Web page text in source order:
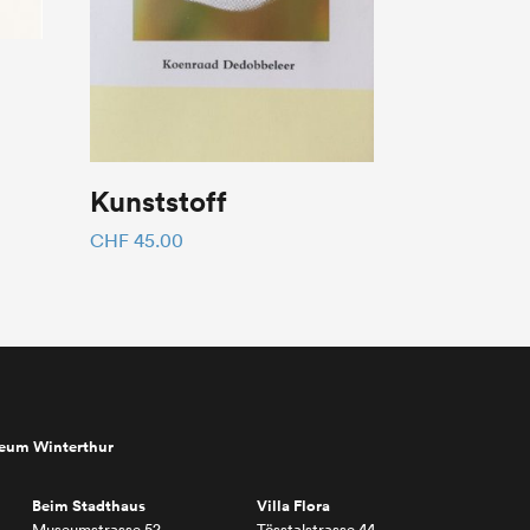
Kunststoff
CHF 45.00
Winterthur
Beim Stadthaus Villa Flora